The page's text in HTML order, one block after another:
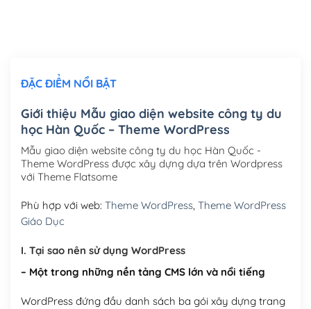
Mua thêm Host + Tên miền
Tên miền quốc tế .com .net .org (1 năm)
Tên miền Việt Nam .vn (1 năm)(+550,000₫)
Hosting 2GB SSD (1 năm)(+450,000₫)
Hosting 5GB SSD (1 năm)
Hosting 8GB SSD (1 năm)
ĐẶC ĐIỂM NỔI BẬT
Giới thiệu Mẫu giao diện website công ty du
học Hàn Quốc – Theme WordPress
Mẫu giao diện website công ty du học Hàn Quốc -
Theme WordPress được xây dựng dựa trên Wordpress
với Theme Flatsome
Phù hợp với web: Theme WordPress, Theme WordPress
Giáo Dục
I. Tại sao nên sử dụng WordPress
– Một trong những nền tảng CMS lớn và nổi tiếng
WordPress đứng đầu danh sách ba gói xây dựng trang